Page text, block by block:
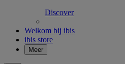
Discover
Welkom bij ibis
ibis store
Meer